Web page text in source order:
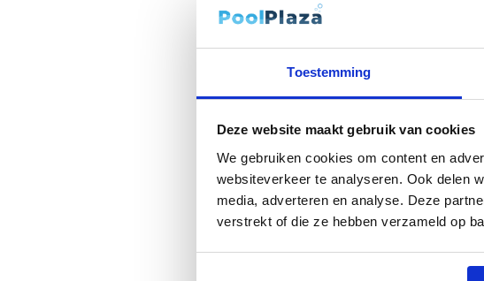
Toestemming
Deze website maakt gebruik van cookies
We gebruiken cookies om content en
websiteverkeer te analyseren. Ook delen
media, adverteren en analyse. Deze
verstrekt of die ze hebben verzameld op
zwembad
€11.399,00
[006794] Interline Bali
toebehoren - houten